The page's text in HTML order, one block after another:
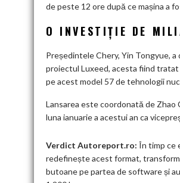
de peste 12 ore după ce mașina a
O INVESTIȚIE DE
Președintele Chery, Yin Tongyue,
proiectul Luxeed, acesta fiind tratat
pe acest model 57 de tehnologii
Lansarea este coordonată de Zhao
luna ianuarie a acestui an ca
Verdict Autoreport.ro: În timp ce
redefinește acest format,
butoane pe partea de software și